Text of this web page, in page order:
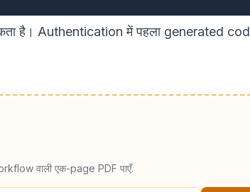
है। Authentication में पहला generated
वाली एक-page PDF पाएँ.